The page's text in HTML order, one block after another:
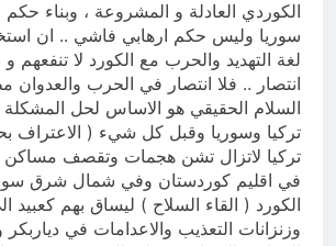
الكوردي العادلة و المشروعة ، وبناء
سوريا وليس حكم ارهابي فاشي .. ان
لغة التهديد والحرب مع الكورد لا تنفعهم و
انتصار .. فلا انتصار في الحرب والعدوان
السلام الحقيقي هو الاساس لحل المشكلة
تركيا وسوريا وقبل كل شيء ( الاعتراف
تركيا لاتزال تشن هجمات وتقصف مساكن
في اقليم كوردستان وفي شمال شرق
الكورد ( القاء السلاح ) ليساق بهم
وزنزانات التعذيب والاعدامات في